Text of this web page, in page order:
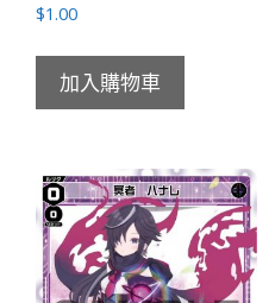
$1.00
加入購物車